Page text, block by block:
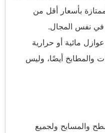
بأسعار أقل من
في نفس المجال.
مائية أو حرارية
والمطابخ أيضًا، وليس
والمسابح ولجميع